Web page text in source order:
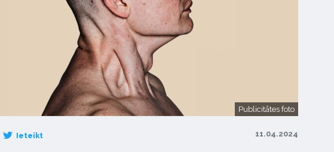
Publicitātes foto
Ieteikt 11.04.2024